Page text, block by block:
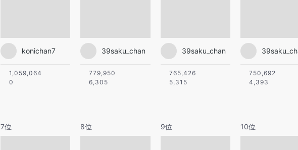
konichan7
1,059,064
0
39saku_chan
779,950
6,305
39saku_chan
765,426
5,315
750,692
4,393
7位 8位 9位 10位